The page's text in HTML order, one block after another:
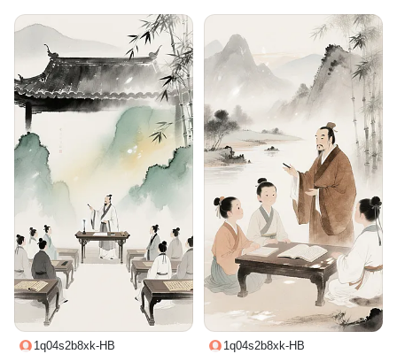
1q04s2b8xk-HB 1q04s2b8xk-HB